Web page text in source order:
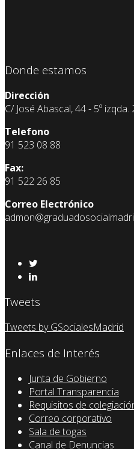
Donde estamos
Dirección
C/ José Abascal, 44 - 5º
Telefono
91 523 08 88
Fax:
91 522 26 85
Correo Electrónico
Tweets
Tweets by GSocialesMadrid
Enlaces de Interés
Junta de Gobierno
Portal Transparencia
Requisitos de
Correo corporativo
Sala de togas
Canal de Denuncias